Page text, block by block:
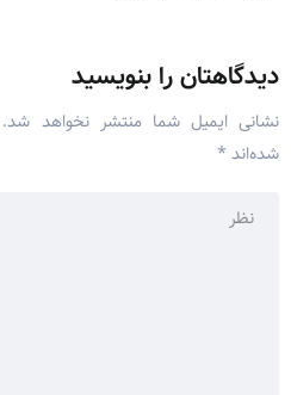
دیدگاهتان را بنویسید
نشانی ایمیل شما منتشر نخواهد شد.
شده‌اند *